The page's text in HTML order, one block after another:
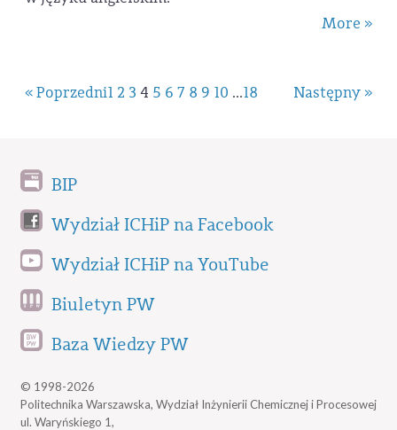
More »
« Poprzedni Następny »
1 2 3 4 5 6 7 8 9 10 ...18
BIP
Wydział ICHiP na Facebook
Wydział ICHiP na YouTube
Biuletyn PW
Baza Wiedzy PW
© 1998-2026
Politechnika Warszawska, Wydział Inżynierii Chemicznej i Procesowej
ul. Waryńskiego 1,